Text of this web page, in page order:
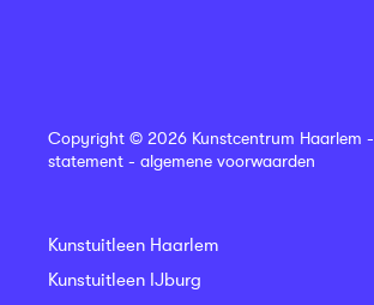
Copyright © 2026 Kunstcentrum Haarlem -
statement - algemene voorwaarden
Kunstuitleen Haarlem
Kunstuitleen IJburg